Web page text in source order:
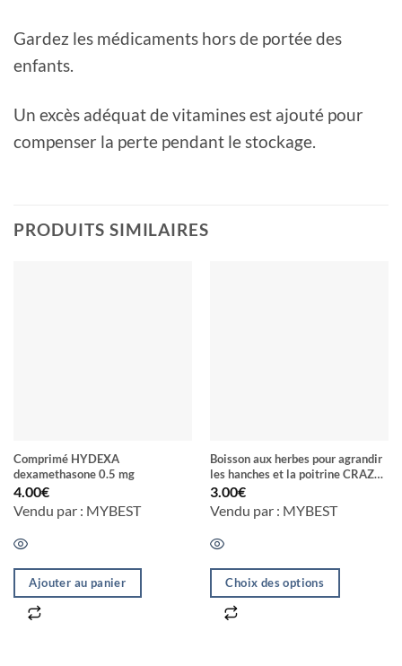
Gardez les médicaments hors de portée des
enfants.
Un excès adéquat de vitamines est ajouté pour
compenser la perte pendant le stockage.
PRODUITS SIMILAIRES
Comprimé HYDEXA
dexamethasone 0.5 mg
4.00€
Vendu par : MYBEST
Ajouter au panier
Boisson aux herbes pour agrandir
les hanches et la poitrine CRAZY
DRAGON
3.00€
Vendu par : MYBEST
Choix des options